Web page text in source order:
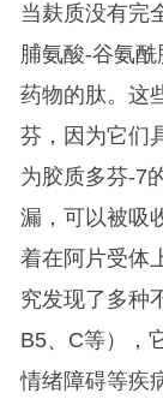
当麸质没有完
脯氨酸-谷氨
药物的肽。这
芬，因为它们
为胶质多芬-7
漏，可以被吸
着在阿片受体
究发现了多种
B5、C等），
情绪障碍等疾